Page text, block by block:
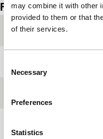
may combine it with other
provided to them or that
of their services.
Selection
Necessary
Preferences
Statistics
Film details
Productieland